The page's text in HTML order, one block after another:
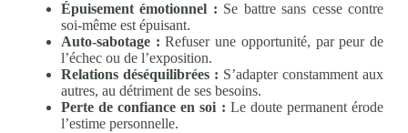
Épuisement émotionnel : Se battre sans cesse contre
soi-même est épuisant.
Auto-sabotage : Refuser une opportunité, par peur de
l’échec ou de l’exposition.
Relations déséquilibrées : S’adapter constamment aux
autres, au détriment de ses besoins.
Perte de confiance en soi : Le doute permanent érode
l’estime personnelle.